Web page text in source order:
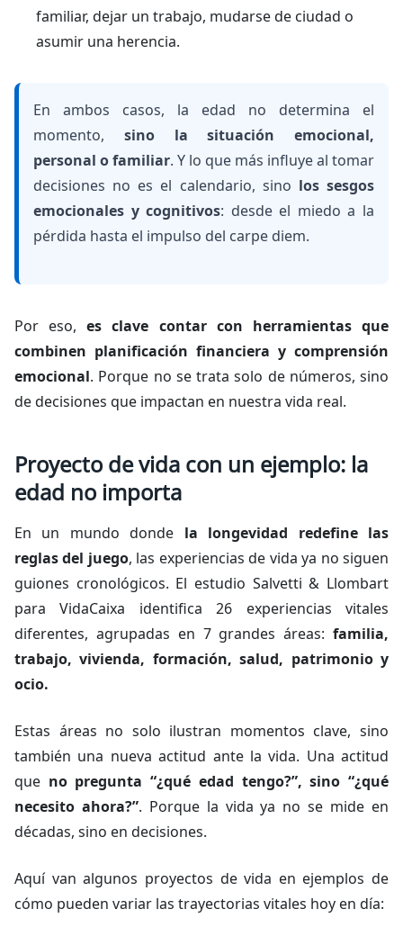
familiar, dejar un trabajo, mudarse de ciudad o
asumir una herencia.
En ambos casos, la edad no determina el
momento, sino la situación emocional,
personal o familiar. Y lo que más influye al tomar
decisiones no es el calendario, sino los sesgos
emocionales y cognitivos: desde el miedo a la
pérdida hasta el impulso del carpe diem.
Por eso,es clave contar con herramientas que
combinen planificación financiera y comprensión
emocional. Porque no se trata solo de números, sino
de decisiones que impactan en nuestra vida real.
Proyecto de vida con un ejemplo: la
edad no importa
En un mundo donde la longevidad redefine las
reglas del juego, las experiencias de vida ya no siguen
guiones cronológicos. El estudio Salvetti & Llombart
para VidaCaixa identifica 26 experiencias vitales
diferentes, agrupadas en 7 grandes áreas: familia,
trabajo, vivienda, formación, salud, patrimonio y
ocio.
Estas áreas no solo ilustran momentos clave, sino
también una nueva actitud ante la vida. Una actitud
que no pregunta “¿qué edad tengo?”, sino “¿qué
necesito ahora?”. Porque la vida ya no se mide en
décadas, sino en decisiones.
Aquí van algunos proyectos de vida en ejemplos de
cómo pueden variar las trayectorias vitales hoy en día: